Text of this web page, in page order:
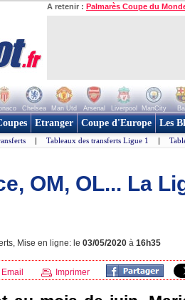
A retenir : Palmarès Coupe du
Chelsea Man Utd Arsenal Liverpool ManCity
Etranger Coupe d'Europe Les
| Tableaux des transferts Ligue 1 |
OM, OL... La
Mise en ligne: le 03/05/2020 à 16h35
Email Imprimer